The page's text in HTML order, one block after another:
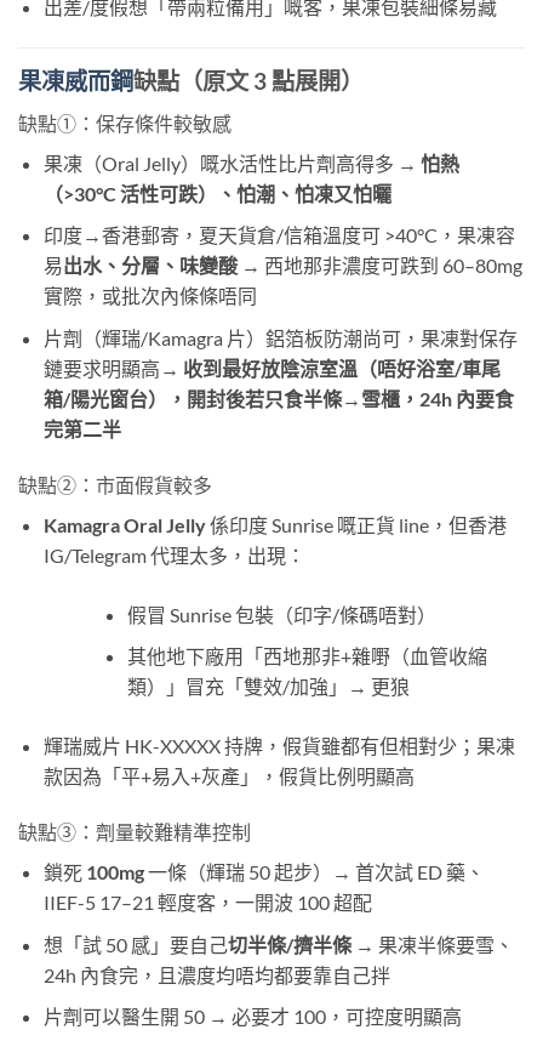
出差/度假想「帶兩粒備用」嘅客，果凍包裝細條易藏
果凍威而鋼缺點（原文 3 點展開）
缺點①：保存條件較敏感
果凍（Oral Jelly）嘅水活性比片劑高得多 → 怕熱
（>30°C 活性可跌）、怕潮、怕凍又怕曬
印度→香港郵寄，夏天貨倉/信箱溫度可 >40°C，果凍容
易出水、分層、味變酸​ → 西地那非濃度可跌到 60–80mg
實際，或批次內條條唔同
片劑（輝瑞/Kamagra 片）鋁箔板防潮尚可，果凍對保存
鏈要求明顯高→ 收到最好放陰涼室溫（唔好浴室/車尾
箱/陽光窗台），開封後若只食半條→雪櫃，24h 內要食
完第二半
缺點②：市面假貨較多
Kamagra Oral Jelly​ 係印度 Sunrise 嘅正貨 line，但香港
IG/Telegram 代理太多，出現：
假冒 Sunrise 包裝（印字/條碼唔對）
其他地下廠用「西地那非+雜嘢（血管收縮
類）」冒充「雙效/加強」→ 更狼
輝瑞威片 HK-XXXXX 持牌，假貨雖都有但相對少；果凍
款因為「平+易入+灰產」，假貨比例明顯高
缺點③：劑量較難精準控制
鎖死 100mg​ 一條（輝瑞 50 起步）→ 首次試 ED 藥、
IIEF-5 17–21 輕度客，一開波 100 超配
想「試 50 感」要自己切半條/擠半條​ → 果凍半條要雪、
24h 內食完，且濃度均唔均都要靠自己拌
片劑可以醫生開 50 → 必要才 100，可控度明顯高